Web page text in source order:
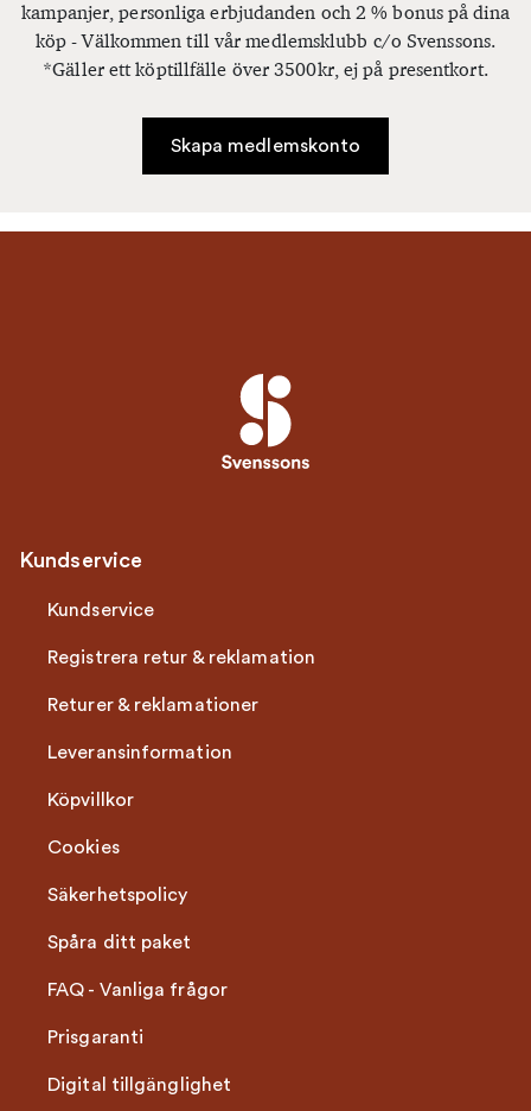
kampanjer, personliga erbjudanden och 2 % bonus på dina
köp - Välkommen till vår medlemsklubb c/o Svenssons.
*Gäller ett köptillfälle över 3500kr, ej på presentkort.
Skapa medlemskonto
Kundservice
Kundservice
Registrera retur & reklamation
Returer & reklamationer
Leveransinformation
Köpvillkor
Cookies
Säkerhetspolicy
Spåra ditt paket
FAQ - Vanliga frågor
Prisgaranti
Digital tillgänglighet